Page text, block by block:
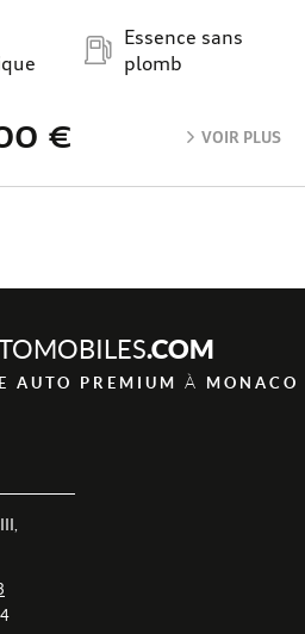
Essence sans
plomb
€ VOIR PLUS
.COM
AUTO PREMIUM À MONACO